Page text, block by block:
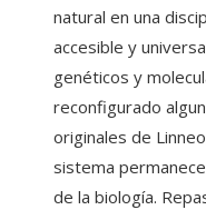
natural en una
accesible y
genéticos y
reconfigurado
originales de
sistema
de la biología.